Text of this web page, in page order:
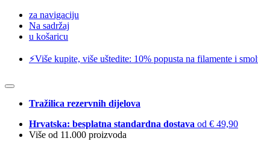
za navigaciju
Na sadržaj
u košaricu
⚡️Više kupite, više uštedite: 10% popusta na filamente i
Tražilica rezervnih dijelova
Hrvatska: besplatna standardna dostava od € 49,90
Više od 11.000 proizvoda